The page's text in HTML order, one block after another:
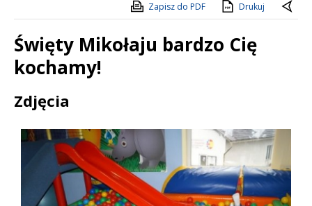
Zapisz do PDF Drukuj
Święty Mikołaju bardzo Cię
kochamy!
Treść
Zdjęcia